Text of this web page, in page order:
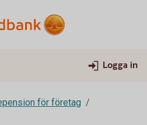
Logga in
för företag